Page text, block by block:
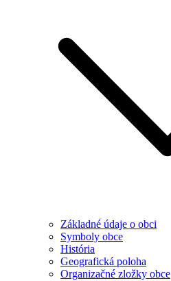
Základné údaje o obci
Symboly obce
História
Geografická poloha
Organizačné zložky obce